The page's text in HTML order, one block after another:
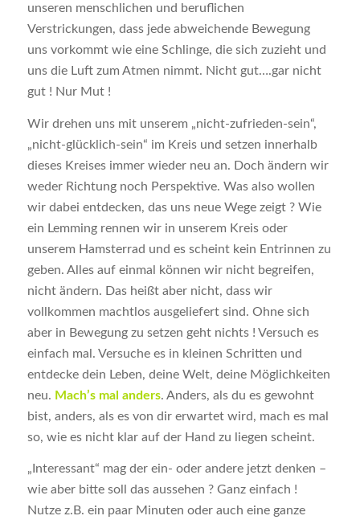
unseren menschlichen und beruflichen
Verstrickungen, dass jede abweichende Bewegung
uns vorkommt wie eine Schlinge, die sich zuzieht und
uns die Luft zum Atmen nimmt. Nicht gut….gar nicht
gut ! Nur Mut !
Wir drehen uns mit unserem „nicht-zufrieden-sein“,
„nicht-glücklich-sein“ im Kreis und setzen innerhalb
dieses Kreises immer wieder neu an. Doch ändern wir
weder Richtung noch Perspektive. Was also wollen
wir dabei entdecken, das uns neue Wege zeigt ? Wie
ein Lemming rennen wir in unserem Kreis oder
unserem Hamsterrad und es scheint kein Entrinnen zu
geben. Alles auf einmal können wir nicht begreifen,
nicht ändern. Das heißt aber nicht, dass wir
vollkommen machtlos ausgeliefert sind. Ohne sich
aber in Bewegung zu setzen geht nichts ! Versuch es
einfach mal. Versuche es in kleinen Schritten und
entdecke dein Leben, deine Welt, deine Möglichkeiten
neu. Mach’s mal anders. Anders, als du es gewohnt
bist, anders, als es von dir erwartet wird, mach es mal
so, wie es nicht klar auf der Hand zu liegen scheint.
„Interessant“ mag der ein- oder andere jetzt denken –
wie aber bitte soll das aussehen ? Ganz einfach !
Nutze z.B. ein paar Minuten oder auch eine ganze